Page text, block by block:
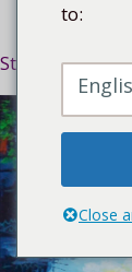
Menü
Startseite/
to:
Close